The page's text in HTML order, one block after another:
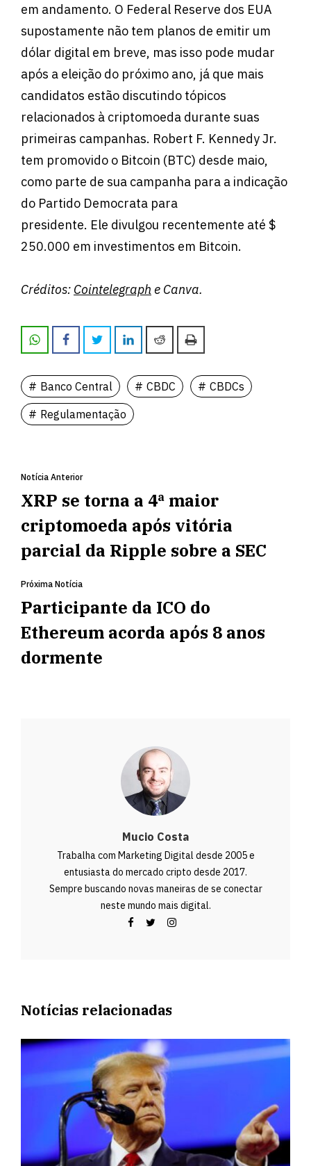
em andamento. O Federal Reserve dos EUA
supostamente não tem planos de emitir um
dólar digital em breve, mas isso pode mudar
após a eleição do próximo ano, já que mais
candidatos estão discutindo tópicos
relacionados à criptomoeda durante suas
primeiras campanhas. Robert F. Kennedy Jr.
tem promovido o Bitcoin (BTC) desde maio,
como parte de sua campanha para a indicação
do Partido Democrata para
presidente. Ele divulgou recentemente até $
250.000 em investimentos em Bitcoin.
Créditos: Cointelegraph e Canva.
Banco Central CBDC
CBDCs
Regulamentação
Notícia Anterior
XRP se torna a 4ª maior
criptomoeda após vitória
parcial da Ripple sobre a SEC
Próxima Notícia
Participante da ICO do
Ethereum acorda após 8 anos
dormente
Mucio Costa
Trabalha com Marketing Digital desde 2005 e
entusiasta do mercado cripto desde 2017.
Sempre buscando novas maneiras de se conectar
neste mundo mais digital.
Notícias relacionadas